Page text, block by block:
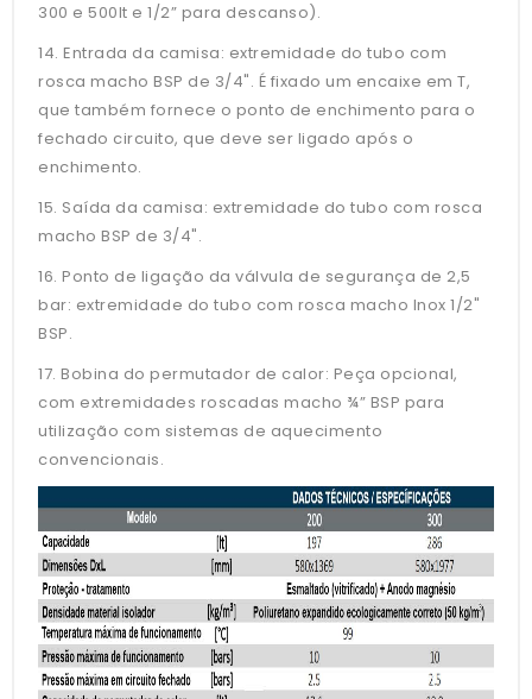
300 e 500lt e 1/2” para descanso).
14. Entrada da camisa: extremidade do tubo com
rosca macho BSP de 3/4". É fixado um encaixe em T,
que também fornece o ponto de enchimento para o
fechado circuito, que deve ser ligado após o
enchimento.
15. Saída da camisa: extremidade do tubo com rosca
macho BSP de 3/4".
16. Ponto de ligação da válvula de segurança de 2,5
bar: extremidade do tubo com rosca macho Inox 1/2"
BSP.
17. Bobina do permutador de calor: Peça opcional,
com extremidades roscadas macho ¾” BSP para
utilização com sistemas de aquecimento
convencionais.